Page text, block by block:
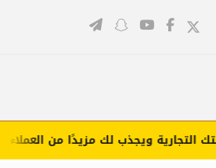
ويجذب لك مزيدًا من العملاء